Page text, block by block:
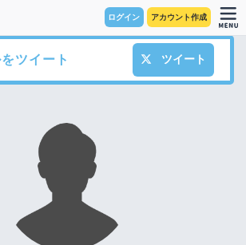
ログイン アカウント作成
ツイート ツイート